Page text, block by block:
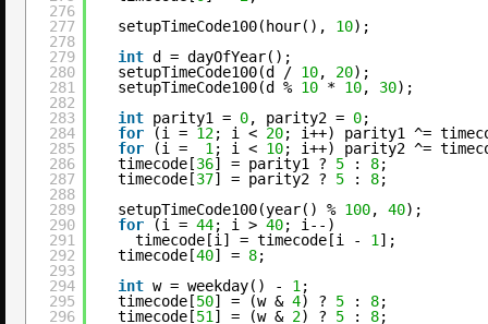
276
277
278
279
280
281
282
283
284
285
286
287
288
289
290
291
292
293
294
295
296
setupTimeCode100(hour(), 10);
int d = dayOfYear();
setupTimeCode100(d / 10, 20);
setupTimeCode100(d % 10 * 10, 30);
int parity1 = 0, parity2 = 0;
for
(i = 12; i < 20; i++) parity1 ^=
for
(i = 1 ; i < 10; i++) parity2 ^=
timecode[36] = parity1 ? 5 : 8;
timecode[37] = parity2 ? 5 : 8;
setupTimeCode100(year() % 100, 40);
for
(i = 44; i > 40; i--)
timecode[i] = timecode[i - 1 ];
timecode[40] = 8;
int w = weekday() - 1 ;
timecode[50] = (w & 4) ? 5 : 8;
timecode[51 ] = (w & 2) ? 5 : 8;